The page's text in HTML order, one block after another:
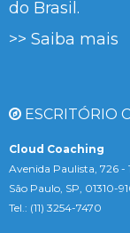
do Brasil.
>> Saiba mais
ESCRITÓRIO
Cloud Coaching
Avenida Paulista, 726 -
São Paulo, SP, 01310-
Tel.: (11) 3254-7470